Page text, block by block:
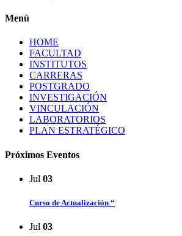
Menú
HOME
FACULTAD
INSTITUTOS
CARRERAS
POSTGRADO
INVESTIGACIÓN
VINCULACIÓN
LABORATORIOS
PLAN ESTRATÉGICO
Próximos Eventos
Jul 03
Curso de Actualización “
Jul 03